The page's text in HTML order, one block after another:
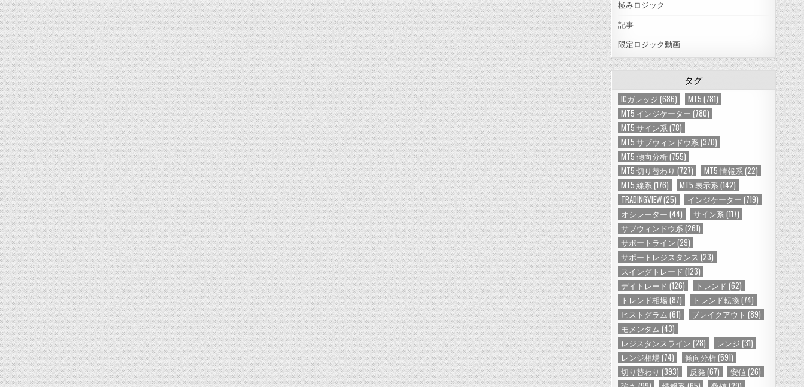
極みロジック
記事
限定ロジック動画
タグ
ICガレッジ (686) MT5 (781)
MT5 インジケーター (780)
MT5 サイン系(78)
MT5 サブウィンドウ系(370)
MT5 傾向分析(755)
MT5 切り替わり (727) MT5 情報系(22)
MT5 線系(176) MT5 表示系(142)
TRADINGVIEW(25) インジケーター (719)
オシレーター (44) サイン系(117)
サブウィンドウ系(261)
サポートライン (29)
サポートレジスタンス (23)
スイングトレード (123)
デイトレード (126) トレンド (62)
トレンド相場 (87) トレンド転換 (74)
ヒストグラム (61) ブレイクアウト (89)
モメンタム (43)
レジスタンスライン (28) レンジ (31)
レンジ相場 (74) 傾向分析(591)
切り替わり (393) 反発 (67) 安値 (26)